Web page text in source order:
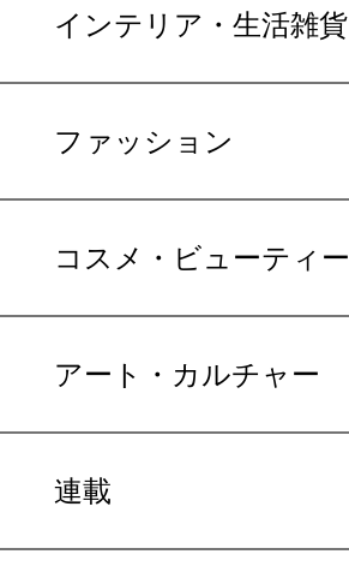
インテリア・生活雑貨
ファッション
コスメ・ビューティー
アート・カルチャー
連載